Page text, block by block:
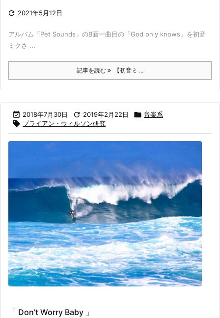
 2021年5月12日
アルバム「Pet Sounds」のB面一曲目の「God only knows」を初音
ミクさ ...
記事を読む 【初音ミ ...
 2018年7月30日  2019年2月22日  音楽系
 ブライアン・ウィルソン研究
「 Don’t Worry Baby 」